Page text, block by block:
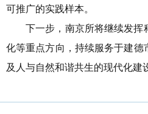
可推广的实践样本。
下一步，南京所将继续发挥
化等重点方向，持续服务于建德
及 人与自然和谐共生的现代化建